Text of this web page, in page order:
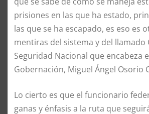
prisiones en las que ha estado,
las que se ha escapado, es eso es
mentiras del sistema y del llamado
Seguridad Nacional que encabeza
Gobernación, Miguel Ángel Osorio
Lo cierto es que el funcionario
ganas y énfasis a la ruta que